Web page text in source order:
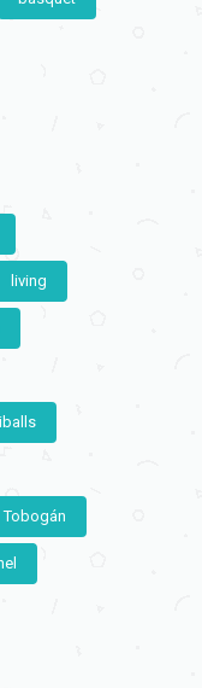
living
Tobogán